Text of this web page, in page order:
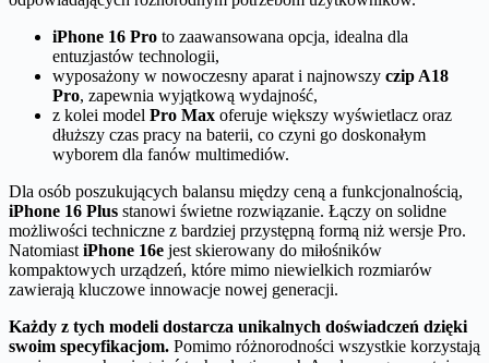
iPhone 16 Pro to zaawansowana opcja, idealna dla
entuzjastów technologii,
wyposażony w nowoczesny aparat i najnowszy czip A18
Pro, zapewnia wyjątkową wydajność,
z kolei model Pro Max oferuje większy wyświetlacz oraz
dłuższy czas pracy na baterii, co czyni go doskonałym
wyborem dla fanów multimediów.
Dla osób poszukujących balansu między ceną a funkcjonalnością,
iPhone 16 Plus stanowi świetne rozwiązanie. Łączy on solidne
możliwości techniczne z bardziej przystępną formą niż wersje Pro.
Natomiast iPhone 16e jest skierowany do miłośników
kompaktowych urządzeń, które mimo niewielkich rozmiarów
zawierają kluczowe innowacje nowej generacji.
Każdy z tych modeli dostarcza unikalnych doświadczeń dzięki
swoim specyfikacjom. Pomimo różnorodności wszystkie korzystają